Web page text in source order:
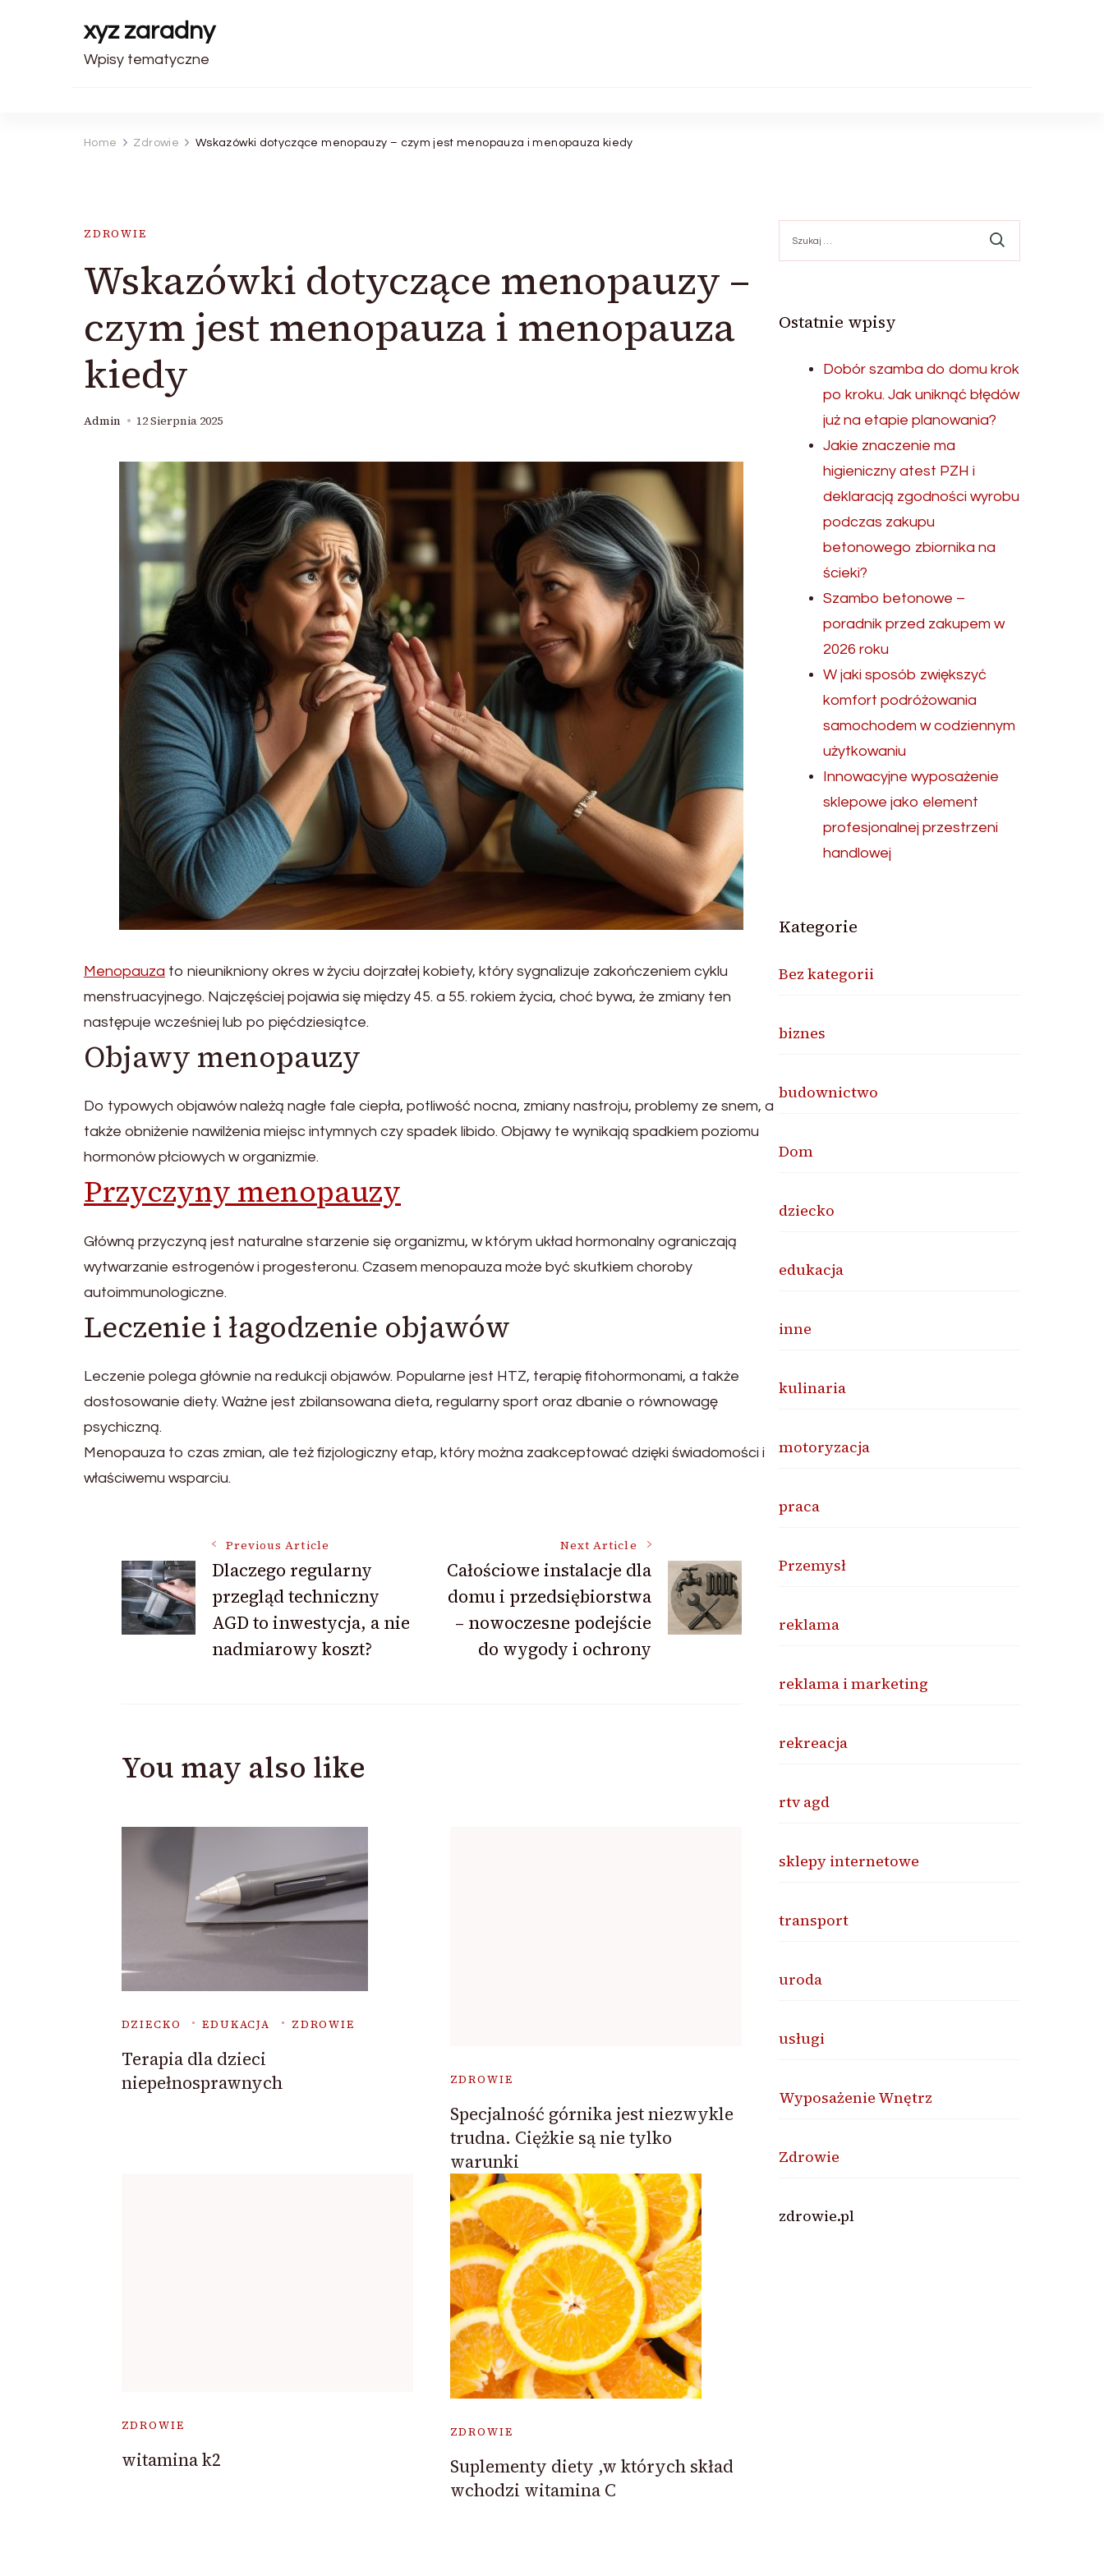
xyz zaradny
Wpisy tematyczne
Home Zdrowie Wskazówki dotyczące menopauzy – czym jest menopauza i menopauza kiedy
ZDROWIE
Wskazówki dotyczące menopauzy –
czym jest menopauza i menopauza
kiedy
Admin 12 Sierpnia 2025
Menopauza to nieunikniony okres w życiu dojrzałej kobiety, który sygnalizuje zakończeniem cyklu
menstruacyjnego. Najczęściej pojawia się między 45. a 55. rokiem życia, choć bywa, że zmiany ten
następuje wcześniej lub po pięćdziesiątce.
Objawy menopauzy
Do typowych objawów należą nagłe fale ciepła, potliwość nocna, zmiany nastroju, problemy ze snem, a
także obniżenie nawilżenia miejsc intymnych czy spadek libido. Objawy te wynikają spadkiem poziomu
hormonów płciowych w organizmie.
Przyczyny menopauzy
Główną przyczyną jest naturalne starzenie się organizmu, w którym układ hormonalny ograniczają
wytwarzanie estrogenów i progesteronu. Czasem menopauza może być skutkiem choroby
autoimmunologiczne.
Leczenie i łagodzenie objawów
Leczenie polega głównie na redukcji objawów. Popularne jest HTZ, terapię fitohormonami, a także
dostosowanie diety. Ważne jest zbilansowana dieta, regularny sport oraz dbanie o równowagę
psychiczną.
Menopauza to czas zmian, ale też fizjologiczny etap, który można zaakceptować dzięki świadomości i
właściwemu wsparciu.
Post
Navigation
Previous Article
Dlaczego regularny
przegląd techniczny
AGD to inwestycja, a nie
nadmiarowy koszt?
Next Article
Całościowe instalacje dla
domu i przedsiębiorstwa
– nowoczesne podejście
do wygody i ochrony
You may also like
DZIECKO EDUKACJA ZDROWIE
Terapia dla dzieci
niepełnosprawnych
ZDROWIE
Specjalność górnika jest niezwykle
trudna. Ciężkie są nie tylko
warunki
ZDROWIE
witamina k2
ZDROWIE
Suplementy diety ,w których skład
wchodzi witamina C
Ostatnie wpisy
Dobór szamba do domu krok
po kroku. Jak uniknąć błędów
już na etapie planowania?
Jakie znaczenie ma
higieniczny atest PZH i
deklaracją zgodności wyrobu
podczas zakupu
betonowego zbiornika na
ścieki?
Szambo betonowe –
poradnik przed zakupem w
2026 roku
W jaki sposób zwiększyć
komfort podróżowania
samochodem w codziennym
użytkowaniu
Innowacyjne wyposażenie
sklepowe jako element
profesjonalnej przestrzeni
handlowej
Kategorie
Bez kategorii
biznes
budownictwo
Dom
dziecko
edukacja
inne
kulinaria
motoryzacja
praca
Przemysł
reklama
reklama i marketing
rekreacja
rtv agd
sklepy internetowe
transport
uroda
usługi
Wyposażenie Wnętrz
Zdrowie
zdrowie.pl